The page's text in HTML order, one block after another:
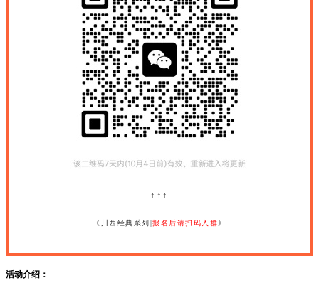
↑↑↑
《川西经典系列|报名后请扫码入群》
活动介绍：